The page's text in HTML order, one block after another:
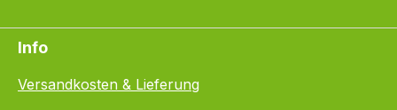
Info
Versandkosten & Lieferung